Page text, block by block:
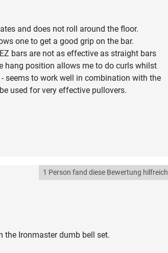
and does not roll around the floor.
one to get a good grip on the bar.
bars are not as effective as straight bars
hang position allows me to do curls whilst
seems to work well in combination with the
used for very effective pullovers.
1 Person fand diese Bewertung hilfreich
the Ironmaster dumb bell set.